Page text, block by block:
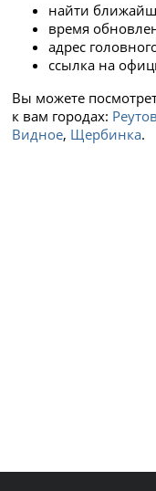
найти
время
адрес
ссылка на
Вы можете
к вам городах: Реутов
Видное, Щербинка.